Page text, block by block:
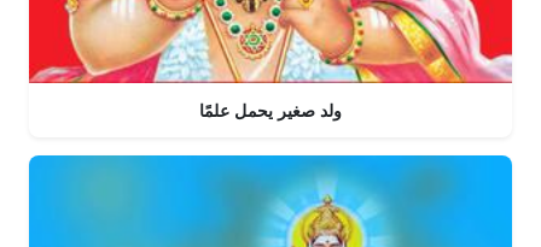
ولد صغير يحمل علمًا